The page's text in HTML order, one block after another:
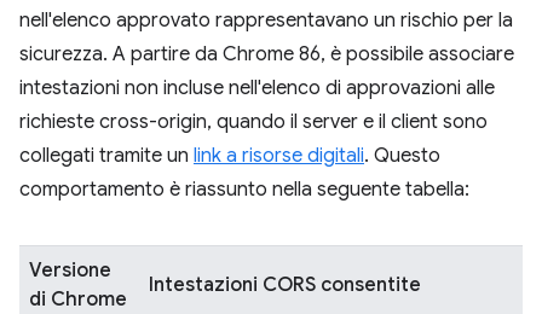
nell'elenco approvato rappresentavano un rischio per la
sicurezza. A partire da Chrome 86, è possibile associare
intestazioni non incluse nell'elenco di approvazioni alle
richieste cross-origin, quando il server e il client sono
collegati tramite un link a risorse digitali. Questo
comportamento è riassunto nella seguente tabella:
Versione
di Chrome
Intestazioni CORS consentite